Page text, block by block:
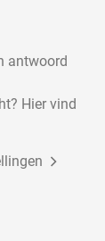
antwoord
Hier vind